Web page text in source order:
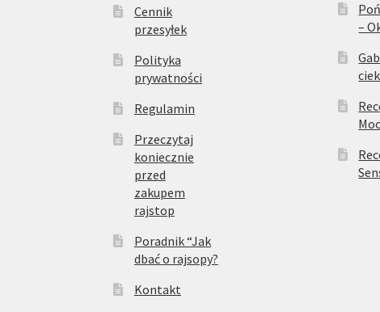
Cennik
przesyłek
Polityka
prywatności
Regulamin
Przeczytaj
koniecznie
przed
zakupem
rajstop
Poradnik “Jak
dbać o rajsopy?
Kontakt
–